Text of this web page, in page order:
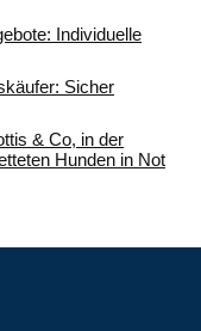
Individuelle
Sicher
& Co, in der
Hunden in Not